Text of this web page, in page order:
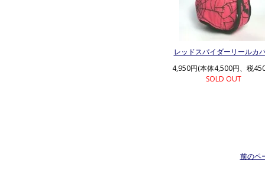
レッドスパイダーリールカ
4,950円(本体4,500円、税
SOLD OUT
前のペ